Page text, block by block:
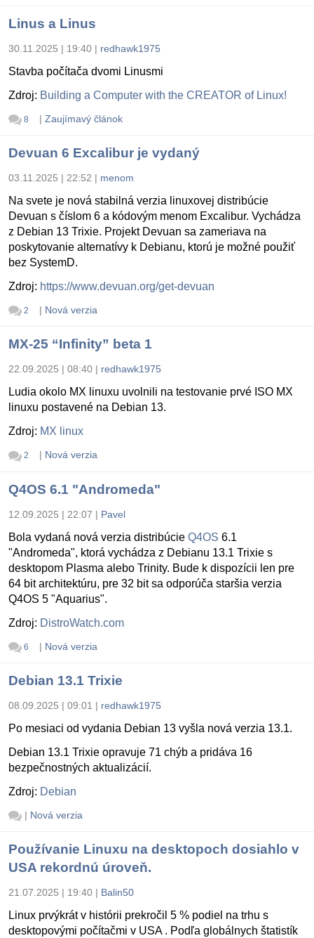
Linus a Linus
30.11.2025 | 19:40 | redhawk1975
Stavba počítača dvomi Linusmi
Zdroj: Building a Computer with the CREATOR of Linux!
8 | Zaujímavý článok
Devuan 6 Excalibur je vydaný
03.11.2025 | 22:52 | menom
Na svete je nová stabilná verzia linuxovej distribúcie
Devuan s číslom 6 a kódovým menom Excalibur. Vychádza
z Debian 13 Trixie. Projekt Devuan sa zameriava na
poskytovanie alternatívy k Debianu, ktorú je možné použiť
bez SystemD.
Zdroj: https://www.devuan.org/get-devuan
2 | Nová verzia
MX-25 “Infinity” beta 1
22.09.2025 | 08:40 | redhawk1975
Ludia okolo MX linuxu uvolnili na testovanie prvé ISO MX
linuxu postavené na Debian 13.
Zdroj: MX linux
2 | Nová verzia
Q4OS 6.1 "Andromeda"
12.09.2025 | 22:07 | Pavel
Bola vydaná nová verzia distribúcie Q4OS 6.1
"Andromeda", ktorá vychádza z Debianu 13.1 Trixie s
desktopom Plasma alebo Trinity. Bude k dispozícii len pre
64 bit architektúru, pre 32 bit sa odporúča staršia verzia
Q4OS 5 "Aquarius".
Zdroj: DistroWatch.com
6 | Nová verzia
Debian 13.1 Trixie
08.09.2025 | 09:01 | redhawk1975
Po mesiaci od vydania Debian 13 vyšla nová verzia 13.1.
Debian 13.1 Trixie opravuje 71 chýb a pridáva 16
bezpečnostných aktualizácií.
Zdroj: Debian
| Nová verzia
Používanie Linuxu na desktopoch dosiahlo v
USA rekordnú úroveň.
21.07.2025 | 19:40 | Balin50
Linux prvýkrát v histórii prekročil 5 % podiel na trhu s
desktopovými počítačmi v USA . Podľa globálnych štatistík